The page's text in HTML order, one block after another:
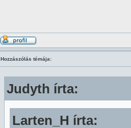
Hozzászólás témája:
Judyth írta:
Larten_H írta: